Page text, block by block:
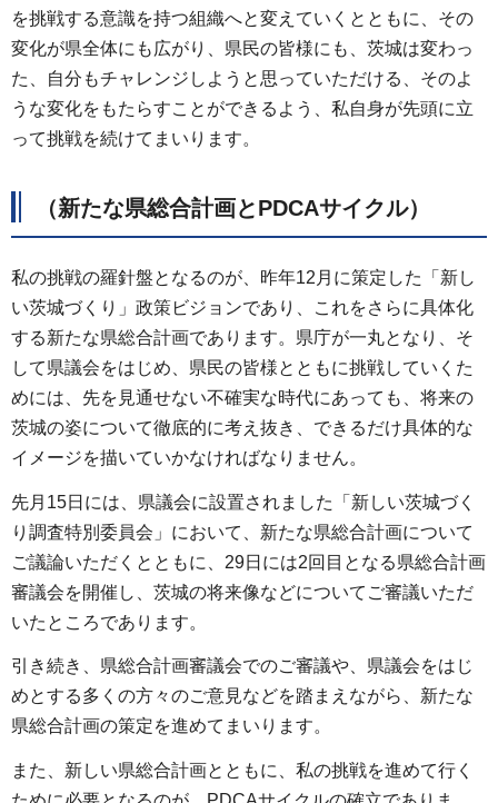
を挑戦する意識を持つ組織へと変えていくとともに、その
変化が県全体にも広がり、県民の皆様にも、茨城は変わっ
た、自分もチャレンジしようと思っていただける、そのよ
うな変化をもたらすことができるよう、私自身が先頭に立
って挑戦を続けてまいります。
（新たな県総合計画とPDCAサイクル）
私の挑戦の羅針盤となるのが、昨年12月に策定した「新し
い茨城づくり」政策ビジョンであり、これをさらに具体化
する新たな県総合計画であります。県庁が一丸となり、そ
して県議会をはじめ、県民の皆様とともに挑戦していくた
めには、先を見通せない不確実な時代にあっても、将来の
茨城の姿について徹底的に考え抜き、できるだけ具体的な
イメージを描いていかなければなりません。
先月15日には、県議会に設置されました「新しい茨城づく
り調査特別委員会」において、新たな県総合計画について
ご議論いただくとともに、29日には2回目となる県総合計画
審議会を開催し、茨城の将来像などについてご審議いただ
いたところであります。
引き続き、県総合計画審議会でのご審議や、県議会をはじ
めとする多くの方々のご意見などを踏まえながら、新たな
県総合計画の策定を進めてまいります。
また、新しい県総合計画とともに、私の挑戦を進めて行く